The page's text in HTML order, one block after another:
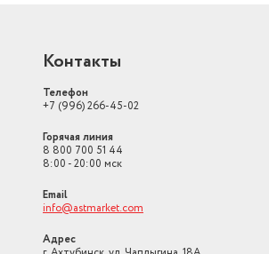
Контакты
Телефон
+7 (996) 266-45-02
Горячая линия
8 800 700 51 44
8:00 - 20:00 мск
Email
info@astmarket.com
Адрес